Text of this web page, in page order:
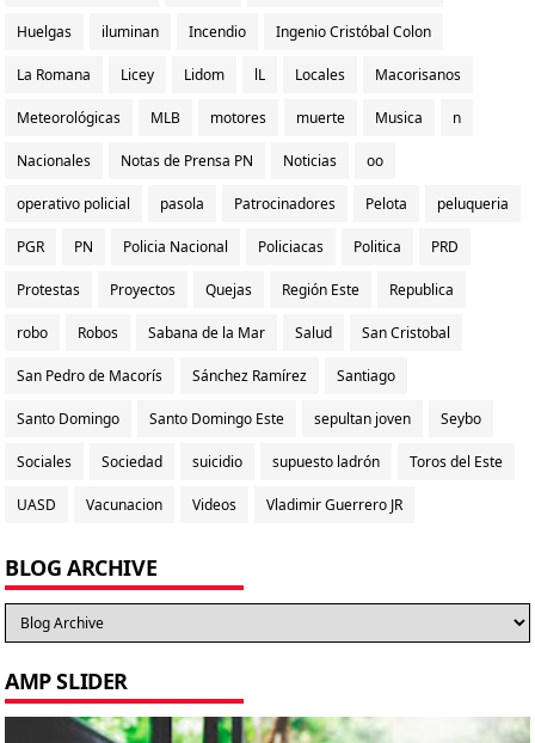
Huelgas iluminan Incendio Ingenio Cristóbal Colon
La Romana Licey Lidom lL Locales Macorisanos
Meteorológicas MLB motores muerte Musica n
Nacionales Notas de Prensa PN Noticias oo
operativo policial pasola Patrocinadores Pelota peluqueria
PGR PN Policia Nacional Policiacas Politica PRD
Protestas Proyectos Quejas Región Este Republica
robo Robos Sabana de la Mar Salud San Cristobal
San Pedro de Macorís Sánchez Ramírez Santiago
Santo Domingo Santo Domingo Este sepultan joven Seybo
Sociales Sociedad suicidio supuesto ladrón Toros del Este
UASD Vacunacion Videos Vladimir Guerrero JR
BLOG ARCHIVE
AMP SLIDER